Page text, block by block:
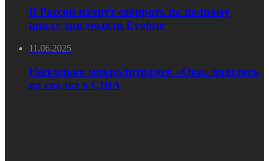
В России начнут собирать по полному
циклу три модели Evolute
11.06.2025
Несколько микролитражек «Ока» нашлись
на свалке в США